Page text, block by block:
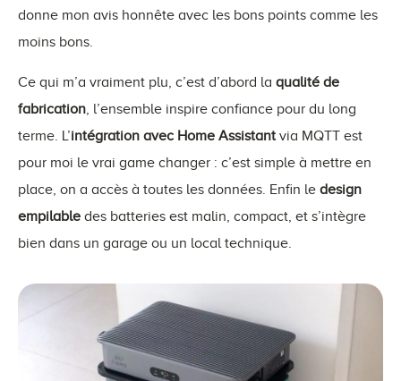
donne mon avis honnête avec les bons points comme les
moins bons.
Ce qui m’a vraiment plu, c’est d’abord la qualité de
fabrication, l’ensemble inspire confiance pour du long
terme. L’intégration avec Home Assistant via MQTT est
pour moi le vrai game changer : c’est simple à mettre en
place, on a accès à toutes les données. Enfin le design
empilable des batteries est malin, compact, et s’intègre
bien dans un garage ou un local technique.